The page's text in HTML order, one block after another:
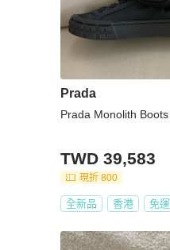
Prada
Prada Monolith Boots
TWD 39,583
現折 800
全新品 香港 免運